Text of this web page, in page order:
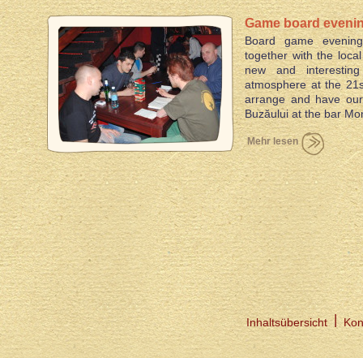
Game board
Board game
together with the
new and
atmosphere at the
arrange and have
Buzăului at the bar
Mehr lesen
Inhaltsübersicht